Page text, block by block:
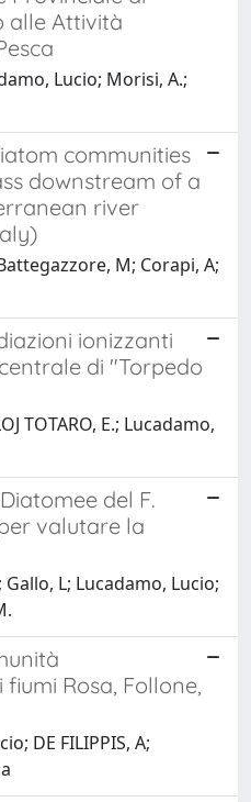
alle Attività
Lucio; Morisi, A.;
communities
downstream of a
river
M; Corapi, A;
ionizzanti
di "Torpedo
TOTARO, E.; Lucadamo,
del F.
valutare la
Gallo, L; Lucadamo, Lucio;
Rosa, Follone,
DE FILIPPIS, A;